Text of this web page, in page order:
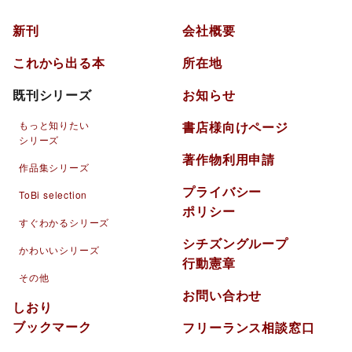
新刊
これから出る本
既刊シリーズ
もっと知りたい
シリーズ
作品集シリーズ
ToBi selection
すぐわかるシリーズ
かわいいシリーズ
その他
しおり
ブックマーク
会社概要
所在地
お知らせ
書店様向けページ
著作物利用申請
プライバシー
ポリシー
シチズングループ
行動憲章
お問い合わせ
フリーランス相談窓口